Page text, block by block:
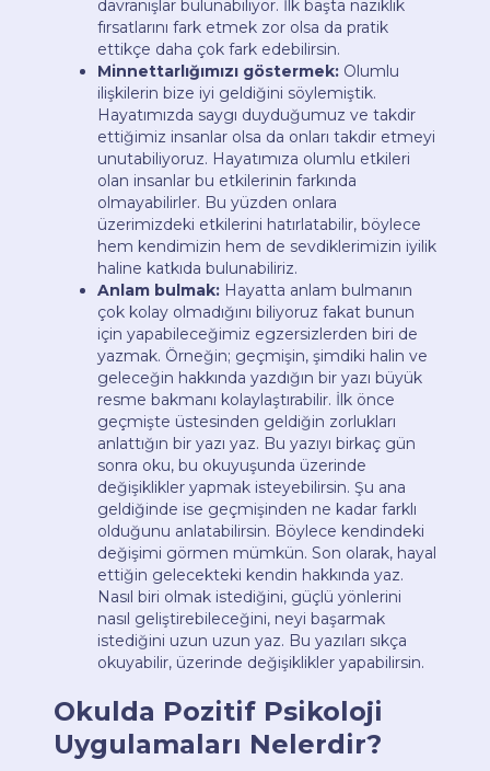
davranışlar bulunabiliyor. İlk başta naziklik
fırsatlarını fark etmek zor olsa da pratik
ettikçe daha çok fark edebilirsin.
Minnettarlığımızı göstermek: Olumlu
ilişkilerin bize iyi geldiğini söylemiştik.
Hayatımızda saygı duyduğumuz ve takdir
ettiğimiz insanlar olsa da onları takdir etmeyi
unutabiliyoruz. Hayatımıza olumlu etkileri
olan insanlar bu etkilerinin farkında
olmayabilirler. Bu yüzden onlara
üzerimizdeki etkilerini hatırlatabilir, böylece
hem kendimizin hem de sevdiklerimizin iyilik
haline katkıda bulunabiliriz.
Anlam bulmak: Hayatta anlam bulmanın
çok kolay olmadığını biliyoruz fakat bunun
için yapabileceğimiz egzersizlerden biri de
yazmak. Örneğin; geçmişin, şimdiki halin ve
geleceğin hakkında yazdığın bir yazı büyük
resme bakmanı kolaylaştırabilir. İlk önce
geçmişte üstesinden geldiğin zorlukları
anlattığın bir yazı yaz. Bu yazıyı birkaç gün
sonra oku, bu okuyuşunda üzerinde
değişiklikler yapmak isteyebilirsin. Şu ana
geldiğinde ise geçmişinden ne kadar farklı
olduğunu anlatabilirsin. Böylece kendindeki
değişimi görmen mümkün. Son olarak, hayal
ettiğin gelecekteki kendin hakkında yaz.
Nasıl biri olmak istediğini, güçlü yönlerini
nasıl geliştirebileceğini, neyi başarmak
istediğini uzun uzun yaz. Bu yazıları sıkça
okuyabilir, üzerinde değişiklikler yapabilirsin.
Okulda Pozitif Psikoloji
Uygulamaları Nelerdir?